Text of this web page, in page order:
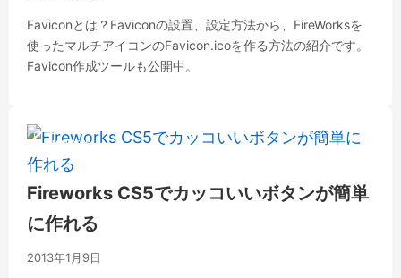
Faviconとは？Faviconの設置、設定方法から、FireWorksを
使ったマルチアイコンのFavicon.icoを作る方法の紹介です。
Favicon作成ツールも公開中。
Fireworks
Fireworks CS5でカッコいいボタンが簡単
に作れる
2013年1月9日